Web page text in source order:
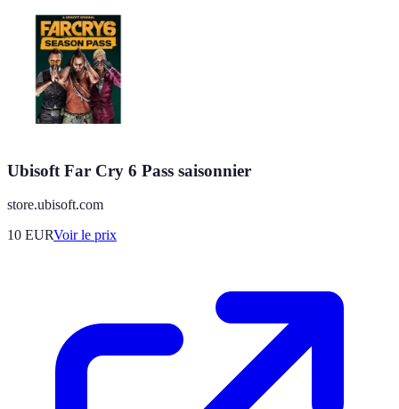
Ubisoft Far Cry 6 Pass saisonnier
store.ubisoft.com
10 EURVoir le prix